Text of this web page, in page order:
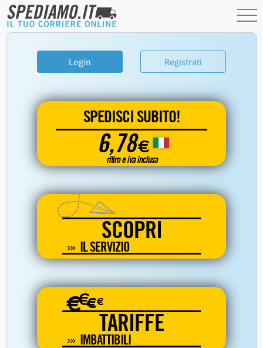
Login Registrati
SPEDISCI SUBITO!
6,78€
ritiro e iva inclusa
SCOPRI
IL SERVIZIO
€€€€
TARIFFE
IMBATTIBILI